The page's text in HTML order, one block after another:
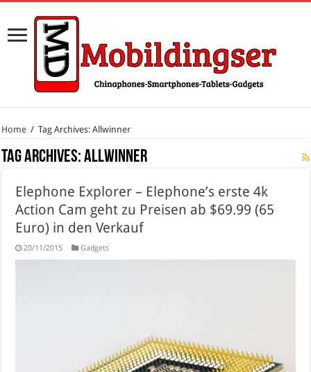
Home / Tag Archives: Allwinner
Tag Archives:Allwinner
Elephone Explorer – Elephone’s erste 4k
Action Cam geht zu Preisen ab $69.99 (65
Euro) in den Verkauf
20/11/2015 Gadgets